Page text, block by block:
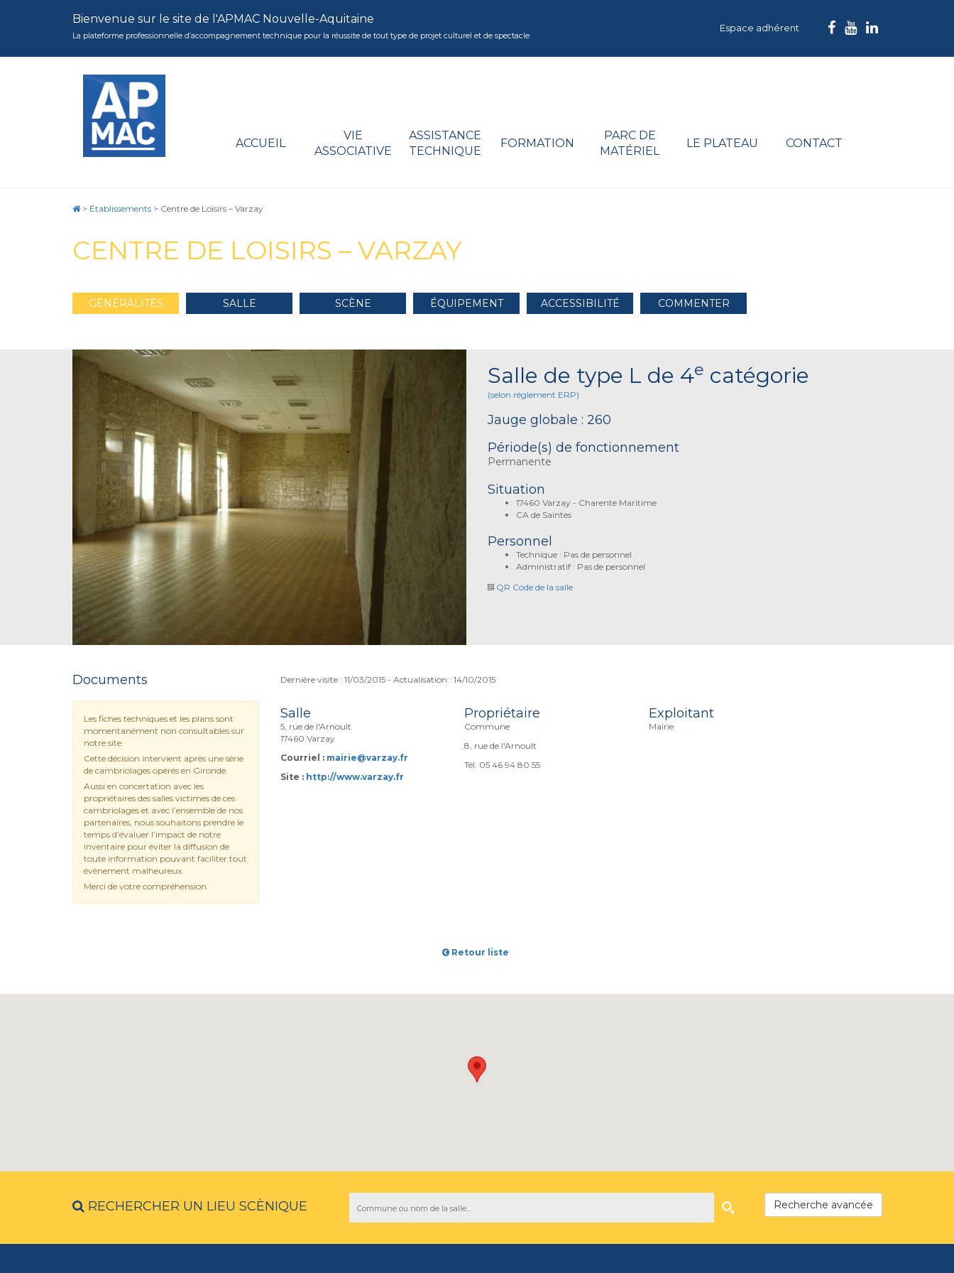
Bienvenue sur le site de l'APMAC Nouvelle-Aquitaine
La plateforme professionnelle d’accompagnement technique pour la réussite de tout type de projet culturel et de spectacle
Espace adhérent
ACCUEIL
VIE
ASSOCIATIVE
ASSISTANCE
TECHNIQUE
FORMATION
PARC DE
MATÉRIEL
LE PLATEAU CONTACT
> Établissements > Centre de Loisirs – Varzay
CENTRE DE LOISIRS – VARZAY
GÉNÉRALITÉS SALLE SCÈNE ÉQUIPEMENT ACCESSIBILITÉ COMMENTER
Salle de type L de 4e catégorie
(selon réglement ERP)
Jauge globale : 260
Période(s) de fonctionnement
Permanente
Situation
17460 Varzay - Charente Maritime
CA de Saintes
Personnel
Technique : Pas de personnel
Administratif : Pas de personnel
QR Code de la salle
Documents
Les fiches techniques et les plans sont
momentanément non consultables sur
notre site.
Cette décision intervient après une série
de cambriolages opérés en Gironde.
Aussi en concertation avec les
propriétaires des salles victimes de ces
cambriolages et avec l’ensemble de nos
partenaires, nous souhaitons prendre le
temps d’évaluer l’impact de notre
inventaire pour éviter la diffusion de
toute information pouvant faciliter tout
évènement malheureux.
Merci de votre compréhension.
Dernière visite : 11/03/2015 - Actualisation : 14/10/2015
Salle
5, rue de l'Arnoult
17460 Varzay
Courriel : mairie@varzay.fr
Site : http://www.varzay.fr
Propriétaire
Commune
8, rue de l'Arnoult
Tél. 05 46 94 80 55
Exploitant
Mairie
Retour liste
RECHERCHER UN LIEU SCÈNIQUE Recherche avancée